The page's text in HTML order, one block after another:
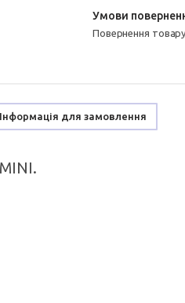
повернення
Інформація для замовлення